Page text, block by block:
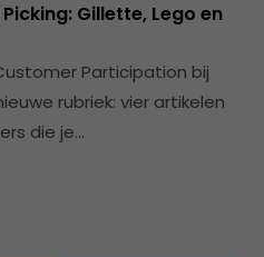
Gillette, Lego en
Participation bij
rubriek: vier artikelen
die je…